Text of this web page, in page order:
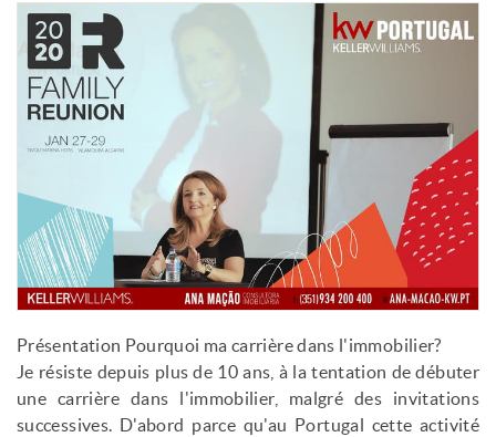
Présentation Pourquoi ma carrière dans l'immobilier?
Je résiste depuis plus de 10 ans, à la tentation de débuter
une carrière dans l'immobilier, malgré des invitations
successives. D'abord parce qu'au Portugal cette activité